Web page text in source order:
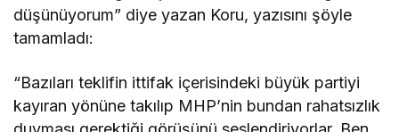
düşünüyorum” diye yazan Koru, yazısını şöyle
tamamladı:
“Bazıları teklifin ittifak içerisindeki büyük partiyi
kayıran yönüne takılıp MHP’nin bundan rahatsızlık